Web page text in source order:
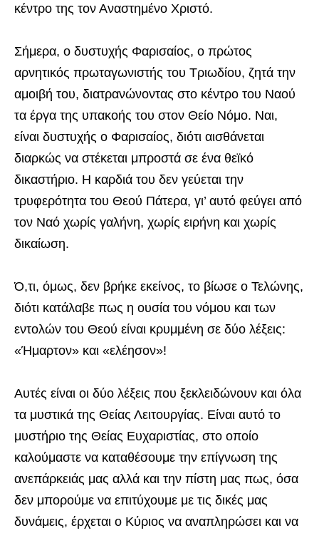
κέντρο της τον Αναστημένο Χριστό.
Σήμερα, ο δυστυχής Φαρισαίος, ο πρώτος
αρνητικός πρωταγωνιστής του Τριωδίου, ζητά την
αμοιβή του, διατρανώνοντας στο κέντρο του Ναού
τα έργα της υπακοής του στον Θείο Νόμο. Ναι,
είναι δυστυχής ο Φαρισαίος, διότι αισθάνεται
διαρκώς να στέκεται μπροστά σε ένα θεϊκό
δικαστήριο. Η καρδιά του δεν γεύεται την
τρυφερότητα του Θεού Πάτερα, γι’ αυτό φεύγει από
τον Ναό χωρίς γαλήνη, χωρίς ειρήνη και χωρίς
δικαίωση.
Ό,τι, όμως, δεν βρήκε εκείνος, το βίωσε ο Τελώνης,
διότι κατάλαβε πως η ουσία του νόμου και των
εντολών του Θεού είναι κρυμμένη σε δύο λέξεις:
«Ήμαρτον» και «ελέησον»!
Αυτές είναι οι δύο λέξεις που ξεκλειδώνουν και όλα
τα μυστικά της Θείας Λειτουργίας. Είναι αυτό το
μυστήριο της Θείας Ευχαριστίας, στο οποίο
καλούμαστε να καταθέσουμε την επίγνωση της
ανεπάρκειάς μας αλλά και την πίστη μας πως, όσα
δεν μπορούμε να επιτύχουμε με τις δικές μας
δυνάμεις, έρχεται ο Κύριος να αναπληρώσει και να